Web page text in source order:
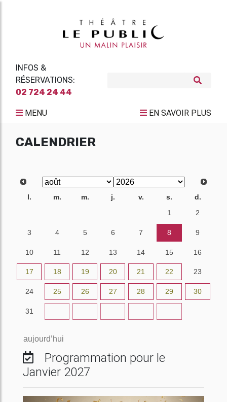
INFOS &
RÉSERVATIONS:
02 724 24 44
MENU EN SAVOIR PLUS
CALENDRIER
l. m. m. j. v. s.
d.
1 2
3 4 5 6 7 8 9
10 11 12 13 14 15 16
17 18 19 20 21 22 23
24 25 26 27 28 29 30
31
aujourd’hui
Programmation pour le
Janvier 2027